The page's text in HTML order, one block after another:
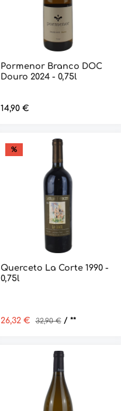
Pormenor Branco DOC
Douro 2024 - 0,75l
Regulärer Preis:
14,90 €
%
Querceto La Corte 1990 -
0,75l
Verkaufspreis:
26,32 € Regulärer Preis:
32,90 € / **